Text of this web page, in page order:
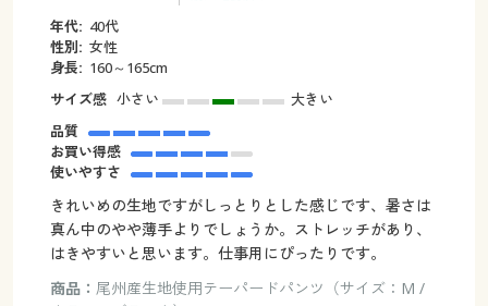
年代: 40代
性別: 女性
身長: 160～165cm
サイズ感 小さい
大きい
品質
お買い得感
使いやすさ
きれいめの生地ですがしっとりとした感じです、暑さは
真ん中のやや薄手よりでしょうか。ストレッチがあり、
はきやすいと思います。仕事用にぴったりです。
商品： 尾州産生地使用テーパードパンツ（サイズ：M /